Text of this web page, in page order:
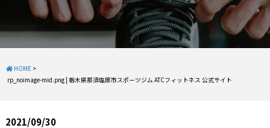
HOME >
rp_noimage-mid.png | 栃木県那須塩原市スポーツジム ATCフィットネス 公式サイト
2021/09/30